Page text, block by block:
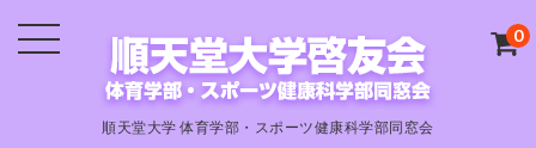
順天堂大学 体育学部・スポーツ健康科学部同窓会
0